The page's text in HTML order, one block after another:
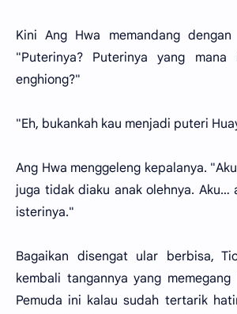
Kini Ang Hwa memandang
"Puterinya? Puterinya yang mana
enghiong?"
"Eh, bukankah kau menjadi puteri
Ang Hwa menggeleng kepalanya.
juga tidak diaku anak olehnya. Aku…
isterinya."
Bagaikan disengat ular berbisa,
kembali tangannya yang memegang
Pemuda ini kalau sudah tertarik